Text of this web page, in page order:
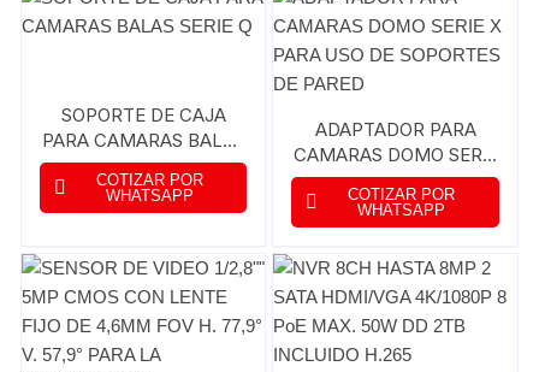
SOPORTE DE CAJA
PARA CAMARAS BALAS
SERIE Q
COTIZAR POR
WHATSAPP
ADAPTADOR PARA
CAMARAS DOMO SERIE
X PARA USO DE
SOPORTES DE PARED
COTIZAR POR
WHATSAPP